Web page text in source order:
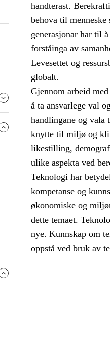
handterast.
behova til
generasjonar har til
forståinga av
Levesettet og
globalt.
Gjennom arbeid
å ta ansvarlege val
handlingane og vala
knytte til miljø og
likestilling,
ulike aspekta ved
Teknologi har
kompetanse og
økonomiske og
dette temaet.
nye. Kunnskap om
oppstå ved bruk av